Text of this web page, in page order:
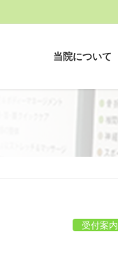
当院について
受付案内